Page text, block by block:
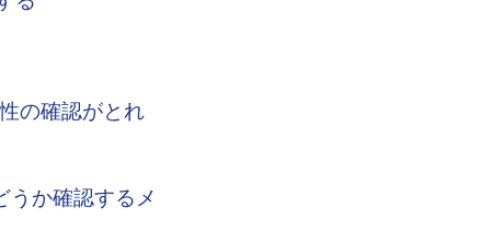
の確認がとれ
うか確認するメ